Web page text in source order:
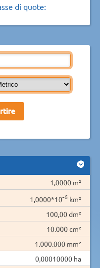
di quote:
1,0000 m²
1,0000*10-6 km²
100,00 dm²
10.000 cm²
1.000.000 mm²
0,00010000 ha